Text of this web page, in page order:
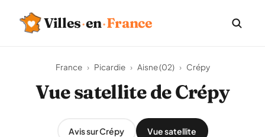
Villes·en·France
France › Picardie › Aisne (02) › Crépy
Vue satellite de Crépy
Avis sur Crépy Vue satellite